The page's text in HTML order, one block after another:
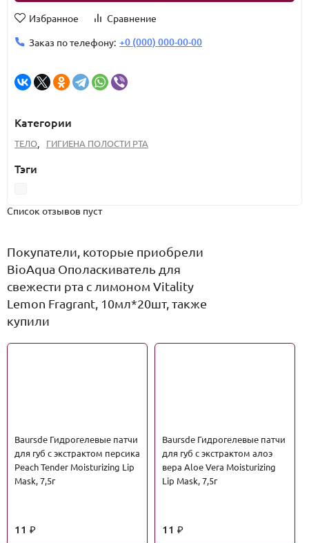
Избранное
Сравнение
Заказ по телефону: +0 (000) 000-00-00
Категории
ТЕЛО, ГИГИЕНА ПОЛОСТИ РТА
Тэги
Список отзывов пуст
Покупатели, которые приобрели
BioAqua Ополаскиватель для
свежести рта с лимоном Vitality
Lemon Fragrant, 10мл*20шт, также
купили
Baursde Гидрогелевые патчи
для губ с экстрактом персика
Peach Tender Moisturizing Lip
Mask, 7,5г
11 ₽
Baursde Гидрогелевые патчи
для губ с экстрактом алоэ
вера Aloe Vera Moisturizing
Lip Mask, 7,5г
11 ₽